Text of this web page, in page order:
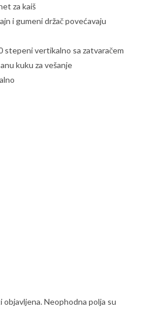
za kaiš
i gumeni držač povećavaju
stepeni vertikalno sa zatvaračem
kuku za vešanje
objavljena. Neophodna polja su